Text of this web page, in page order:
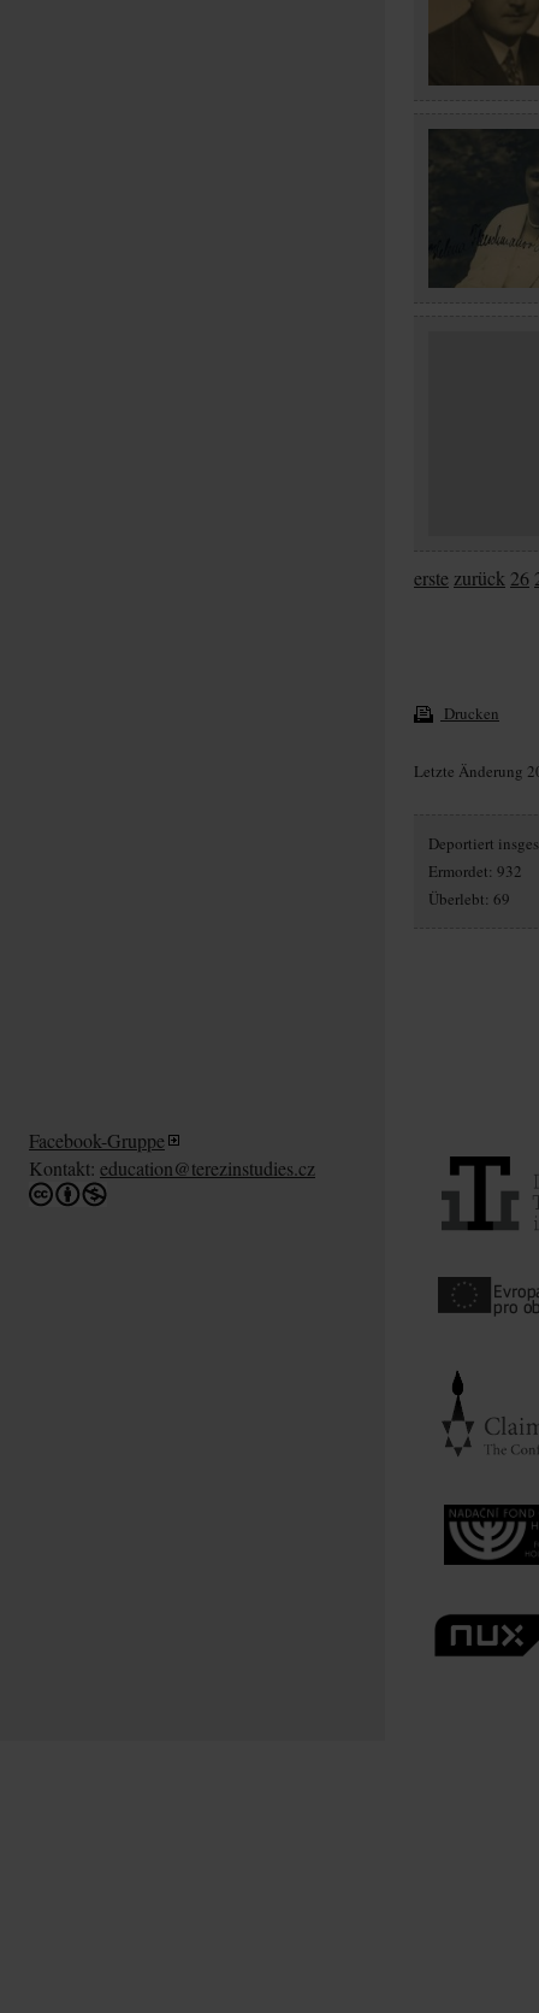
erste zurück 26
Drucken
Letzte Änderung
Deportiert
Ermordet: 932
Überlebt: 69
Facebook-Gruppe
Kontakt: education@terezinstudies.cz